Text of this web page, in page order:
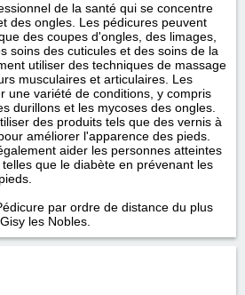
de la santé qui se concentre
des ongles. Les pédicures peuvent
des coupes d'ongles, des limages,
soins des cuticules et des soins de la
utiliser des techniques de massage
musculaires et articulaires. Les
une variété de conditions, y compris
durillons et les mycoses des ongles.
des produits tels que des vernis à
améliorer l'apparence des pieds.
aider les personnes atteintes
que le diabète en prévenant les
par ordre de distance du plus
les Nobles.